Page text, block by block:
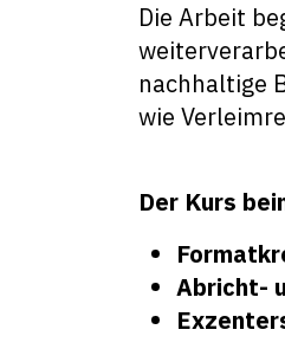
Die Arbeit
nachhaltige
wie
Der Kurs
Abricht-